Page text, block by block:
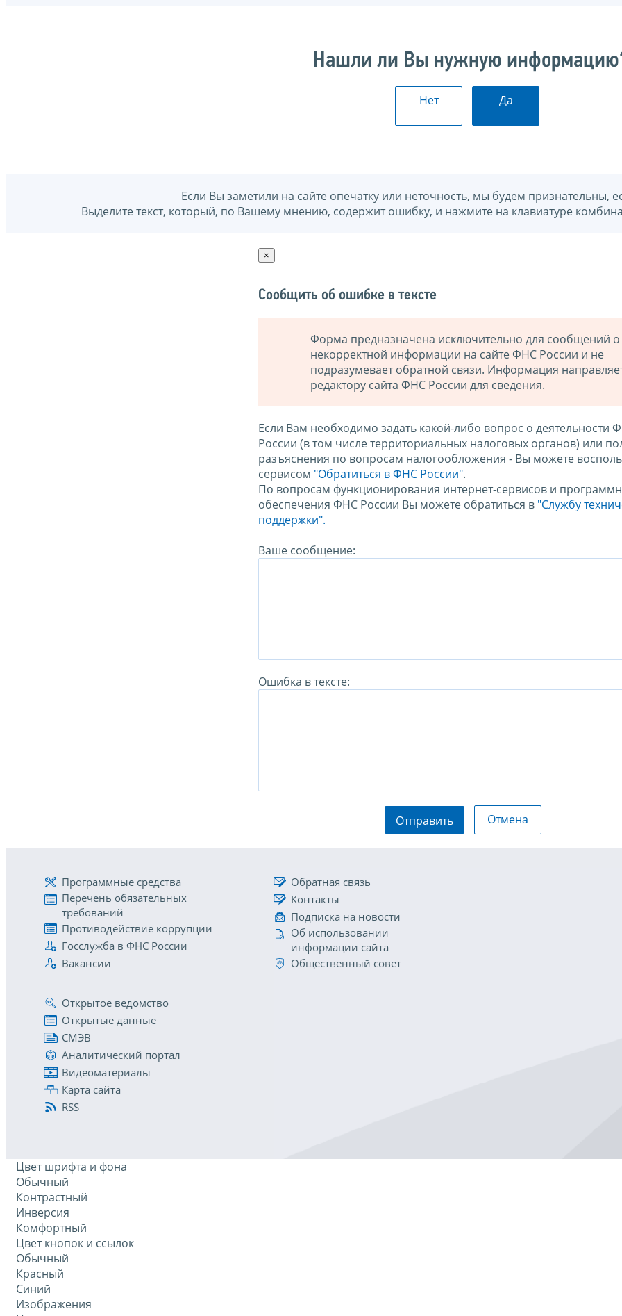
Нашли ли Вы нужную
Нет Да
Если Вы заметили на сайте опечатку или неточность, мы будем признательны,
Выделите текст, который, по Вашему мнению, содержит ошибку, и нажмите на клавиатуре
×
Сообщить об ошибке в тексте
Форма предназначена исключительно для сообщений о
некорректной информации на сайте ФНС России и не
подразумевает обратной связи. Информация
редактору сайта ФНС России для сведения.
Если Вам необходимо задать какой-либо вопрос о деятельности
России (в том числе территориальных налоговых органов) или
разъяснения по вопросам налогообложения - Вы можете
сервисом "Обратиться в ФНС России".
По вопросам функционирования интернет-сервисов и
обеспечения ФНС России Вы можете обратиться в "Службу
поддержки".
Ваше сообщение:
Ошибка в тексте:
Отправить Отмена
Программные средства
Перечень обязательных
требований
Противодействие коррупции
Госслужба в ФНС России
Вакансии
Обратная связь
Контакты
Подписка на новости
Об использовании
информации сайта
Общественный совет
Открытое ведомство
Открытые данные
СМЭВ
Аналитический портал
Видеоматериалы
Карта сайта
RSS
Цвет шрифта и фона
Обычный
Контрастный
Инверсия
Комфортный
Цвет кнопок и ссылок
Обычный
Красный
Синий
Изображения